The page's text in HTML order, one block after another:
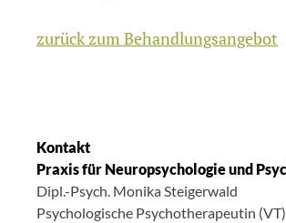
zurück zum Behandlungsangebot
Kontakt
Praxis für Neuropsychologie und
Dipl.-Psych. Monika Steigerwald
Psychologische Psychotherapeutin (VT)